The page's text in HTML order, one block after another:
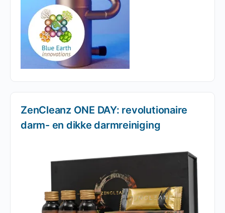
ZenCleanz ONE DAY: revolutionaire
darm- en dikke darmreiniging